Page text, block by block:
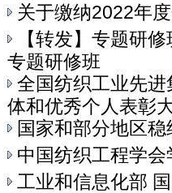
关于缴纳2022年
【转发】专题研
专题研修班
全国纺织工业先
体和优秀个人表彰
国家和部分地区
中国纺织工程学
工业和信息化部